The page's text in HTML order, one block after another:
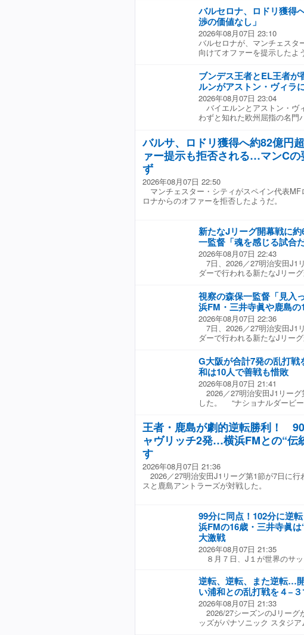
なか、晴れて合格となった
レミアリーグ復帰となった冨
ーズンで3つのタイトルを獲
でいた場所です」とコメン
る選手は、鎌田、遠藤航（リ
ズ）、高井幸大（トッテナム
で３試合に出場し、完全復活
を証明できるか。 構成●サッ
のユニホームを着用する冨安
バルセロナ、ロドリ獲
渉の価値なし」
2026年08月07日 23:10
バルセロナが、マンチェスタ
向けてオファーを提示したよ
り、レアル・マドリードとの
示している。 当初はレアル
に移籍するとの見方が強まっ
ば、バルセロナは移籍金4500
円）というオファーをシテ
のテーブルに着く価値すらな
8000万円）が必要であること
夏までとなっているロドリ。
手だが、二転三転する去就は
ブンデス王者とEL王者
ルンがアストン・ヴィラ
2026年08月07日 23:04
バイエルンとアストン・
わずと知れた欧州屈指の名門
優勝を目指す一年となる。一
ヴィラ。昨シーズンは群雄割
（EL）では頂点に立った。
らもなかなかチャンスを生
ディングシュートを叩き込ん
め込めず、前半はバイエル
と選手を入れ替える中、バイ
ジョアン・ゴメスがボックス
し、1点差に詰め寄った。 そ
が、GKマヌエル・ノイアー
【スコア】 バイエルン
ンジェ（バイエルン）
ジョアン・ゴメス（アストン
バルサ、ロドリ獲得へ約82億円
ァー提示も拒否される…マンCの
ず
2026年08月07日 22:50
マンチェスター・シティがスペイン代表MF
ロナからのオファーを拒否したようだ。
新たなJリーグ開幕戦に
一監督「魂を感じる試合
2026年08月07日 22:43
7日、2026／27明治安田J1
ダーで行われる新たなJリー
時は3ー1とリードを広げた中
タイムに2ゴールが生まれ、
後、視察に訪れていた日本代
「めちゃくちゃいい試合でし
試合だった」と、試合展開
う。 暑さが厳しい中で行わ
ですけど、本当に両チームの
合って、選手たちが足が攣る
うとしてくれて、魂を感じる
また、終盤で執念の逆転劇を
に追いつくとか、勝ち切る
すごいなと感じました」と
金曜日の夜ながら6万3000人
日本サッカーが、日本のJリ
世界のサッカーを見て、自分
ドカップでも『本当にこれで
っていただくというのは、同
されていたのかなと思いまし
になっていたと振り返った
サッカーの魅力を感じる楽し
い詰まっているという空間を
する姿をステークホルダーに
画】新時代のJリーグが幕開
いよいよ開幕🔥 三井寺 眞（
にも注目👀 ※ハーフタイム
pic.twitter.com/VAtc1kqYMP—
視察の森保一監督「見入
浜FM・三井寺眞や鹿島の
2026年08月07日 22:36
7日、2026／27明治安田J1
ダーで行われる新たなJリー
時は3ー1とリードを広げた中
タイムに2ゴールが生まれ、
ズンのオープニングゴールは
メン出場はJ1史上最年少であ
18歳のFW吉田湊海が先発す
表の森保一監督は「注目して
で、本当に素晴らしい活躍を
「プロの世界に入ってやれる
の選手たちに『俺たちもでき
と思います。こちらとしても
良いものを示してくれたと
で、10代の選手の招集につい
と本当に同等に戦えたら、
さらに磨き上げる必要がある
がら上がっていかなければい
た。 【動画】三井寺眞が16
史上“開幕戦最年少出場”の 16
11か月次ぐ J1歴代2位の若
ライブパフォーマンスを配
無料ライブ配信中#Jリーグ…
(@DAZN_JPN) August 7,
G大阪が合計7発の乱打
和は10人で善戦も惜敗
2026年08月07日 21:41
2026／27明治安田J1リー
した。 “ナショナルダービー
新時代の幕開けを飾ることと
OBの明神智和監督が就任し、
り、幸先の良いスタートを
開が続く中、試合の均衡が
る。金子拓郎が絶妙なクロス
だ。 しかし、先制点から程
ところで安部柊斗を突き飛ば
内のイッサム・ジェバリが
らに45＋7分には素早いパス
パスを受けたデニス・ヒュメ
放たれたシュートがGK西川
た。 後半開始早々の52分、
パスを受けた小森が立て続
からカットインして左足を振
分にヒュメット、65分に山下
れ追加点とはならない。 78
の柔らかいクロスに金子が
す。その2分後には渡邊が左
王者・鹿島が劇的逆転勝利！
ャヴリッチ2発…横浜FMとの“伝
す
2026年08月07日 21:36
2026／27明治安田J1リーグ第1節が7日に行
スと鹿島アントラーズが対戦した。
99分に同点！102分に逆
浜FMの16歳・三井寺眞
大激戦
2026年08月07日 21:35
８月７日、J１が世界のサ
分、右サイドをえぐった近藤
く先制する。三井寺は16歳４
貴幸氏の15歳11か月に次ぐ
だ鹿島は黙っていない。失点
が合わせ、すぐさま１−１
井寺が芸術的なトラップで相
逆転、逆転、また逆転…
い浦和との乱打戦を４−３
2026年08月07日 21:33
2026/27シーズンのJリーグ
ッズがパナソニック スタジ